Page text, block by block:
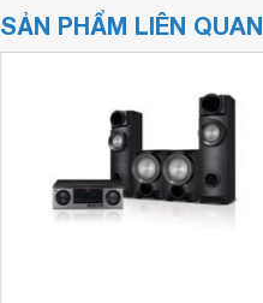
thiểu.
SẢN PHẨM LIÊN QUAN